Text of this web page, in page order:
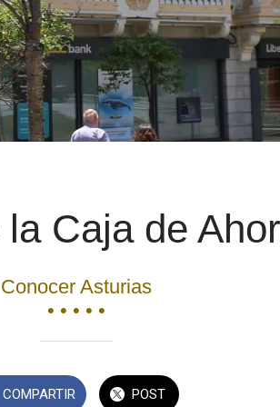
Caja de
Conocer Asturias
• • • • •
COMPARTIR POST